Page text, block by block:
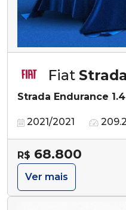
Fiat Strada
Strada Endurance
2021/2021
R$ 68.800
Ver mais